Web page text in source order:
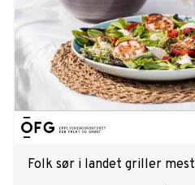
Folk sør i landet griller mest